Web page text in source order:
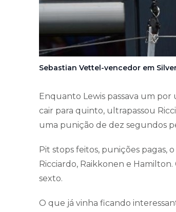
Sebastian Vettel-vencedor em
Enquanto Lewis passava um
cair para quinto, ultrapassou
uma punição de dez segundos
Pit stops feitos, punições pagas,
Ricciardo, Raikkonen e
sexto.
O que já vinha ficando